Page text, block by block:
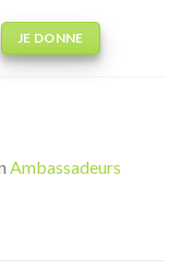
JE DONNE
Ambassadeurs